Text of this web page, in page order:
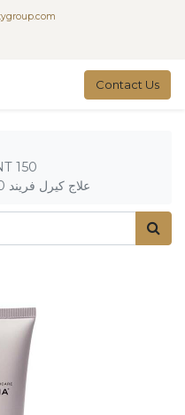
Contact Us
150
ML_x000D__x000D_ / علاج كيرل فريند 150مل